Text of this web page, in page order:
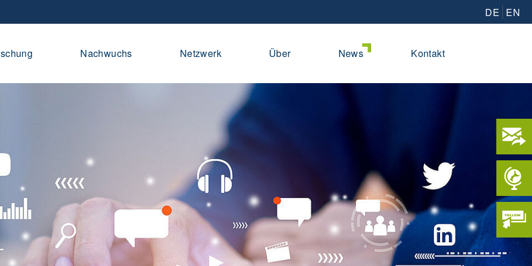
DE EN
Nachwuchs Netzwerk Über News Kontakt